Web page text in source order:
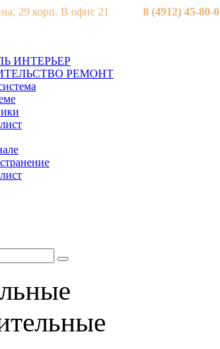
29 корп. В офис 21 8 (4912) 45-80-
ИНТЕРЬЕР
РЕМОНТ